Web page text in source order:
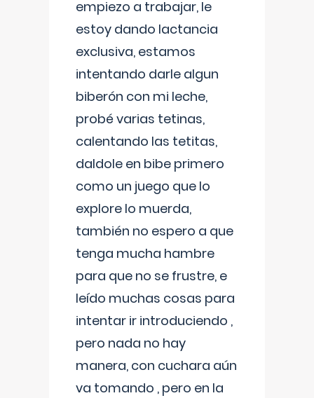
empiezo a trabajar, le
estoy dando lactancia
exclusiva, estamos
intentando darle algun
biberón con mi leche,
probé varias tetinas,
calentando las tetitas,
daldole en bibe primero
como un juego que lo
explore lo muerda,
también no espero a que
tenga mucha hambre
para que no se frustre, e
leído muchas cosas para
intentar ir introduciendo ,
pero nada no hay
manera, con cuchara aún
va tomando , pero en la